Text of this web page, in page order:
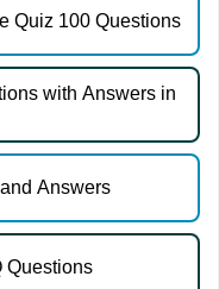
Quiz 100 Questions
with Answers in
Answers
Questions